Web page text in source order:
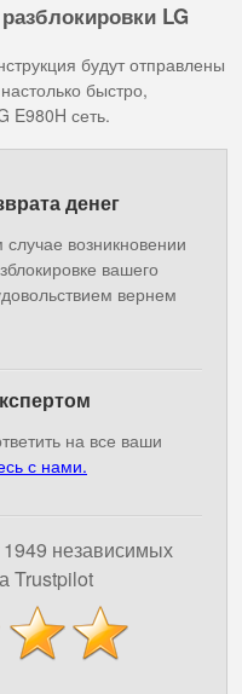
LG
будут отправлены
быстро,
E980H сеть.
денег
возникновении
вашего
вернем
на все ваши
с нами.
1949 независимых
Trustpilot